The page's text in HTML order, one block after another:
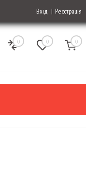
Вхід Реєстрація
0 0 0